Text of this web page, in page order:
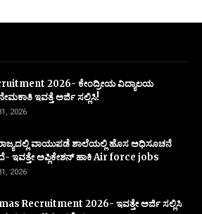
2026- ಕೇಂದ್ರೀಯ ವಿದ್ಯಾಲಯ
ಇವತ್ತೆ ಅರ್ಜಿ ಸಲ್ಲಿಸಿ!
2026
ವಾಯುಪಡೆ ಶಾಲೆಯಲ್ಲಿ ಹೊಸ ಅಧಿಸೂಚನೆ
ಇವತ್ತೇ ಅಪ್ಲಿಕೇಶನ್ ಹಾಕಿ Air force jobs
2026
Recruitment 2026- ಇವತ್ತೇ ಅರ್ಜಿ ಸಲ್ಲಿಸಿ